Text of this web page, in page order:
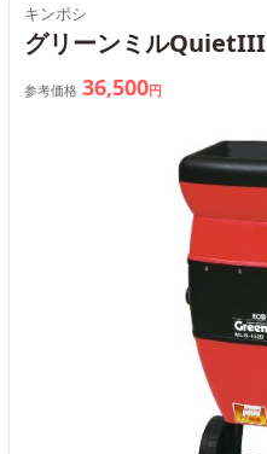
キンボシ
グリーンミルQuietIII
参考価格 36,500円